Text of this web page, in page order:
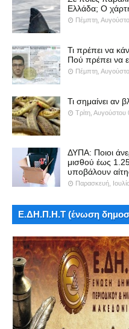
Ελλάδα; Ο
Πέμπτη,
Τι πρέπει να
Πού πρέπει να
Πέμπτη,
Τι σημαίνει αν
Τρίτη, Αυγούστου
ΔΥΠΑ: Ποιοι
μισθού έως
υποβάλουν
Παρασκευή,
Ε.ΔΗ.Π.Η.Τ (ένωση